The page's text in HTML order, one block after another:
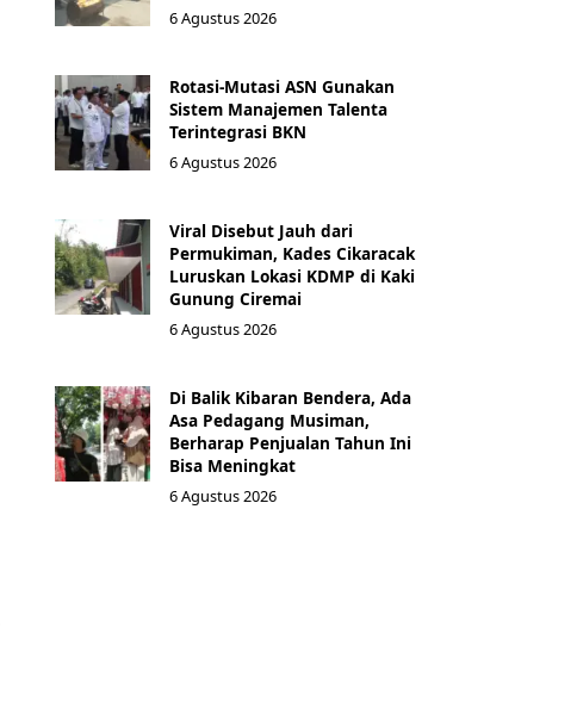
6 Agustus 2026
Rotasi-Mutasi ASN Gunakan
Sistem Manajemen Talenta
Terintegrasi BKN
6 Agustus 2026
Viral Disebut Jauh dari
Permukiman, Kades Cikaracak
Luruskan Lokasi KDMP di Kaki
Gunung Ciremai
6 Agustus 2026
Di Balik Kibaran Bendera, Ada
Asa Pedagang Musiman,
Berharap Penjualan Tahun Ini
Bisa Meningkat
6 Agustus 2026